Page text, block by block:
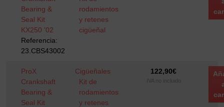
Bearing &
Seal Kit
KX250 '02
Referencia:
23.CBS43002
rodamientos
y retenes
cigüeñal
ProX
Crankshaft
Bearing &
Seal Kit
Cigüeñales
Kit de
rodamientos
y retenes
122,90€
IVA no incluido